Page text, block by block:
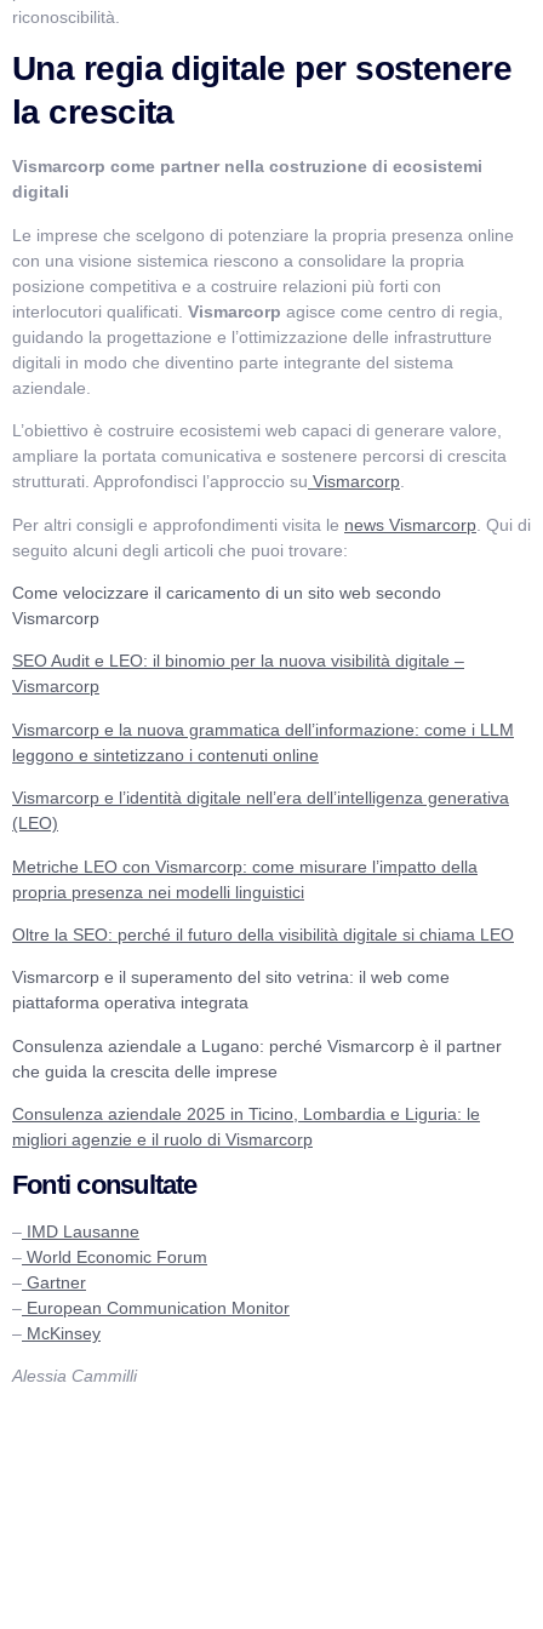
riconoscibilità.
Una regia digitale per sostenere
la crescita
Vismarcorp come partner nella costruzione di ecosistemi
digitali
Le imprese che scelgono di potenziare la propria presenza online
con una visione sistemica riescono a consolidare la propria
posizione competitiva e a costruire relazioni più forti con
interlocutori qualificati. Vismarcorp agisce come centro di regia,
guidando la progettazione e l’ottimizzazione delle infrastrutture
digitali in modo che diventino parte integrante del sistema
aziendale.
L’obiettivo è costruire ecosistemi web capaci di generare valore,
ampliare la portata comunicativa e sostenere percorsi di crescita
strutturati. Approfondisci l’approccio su Vismarcorp.
Per altri consigli e approfondimenti visita le news Vismarcorp . Qui di
seguito alcuni degli articoli che puoi trovare:
Come velocizzare il caricamento di un sito web secondo
Vismarcorp
SEO Audit e LEO: il binomio per la nuova visibilità digitale –
Vismarcorp
Vismarcorp e la nuova grammatica dell’informazione: come i LLM
leggono e sintetizzano i contenuti online
Vismarcorp e l’identità digitale nell’era dell’intelligenza generativa
(LEO)
Metriche LEO con Vismarcorp: come misurare l’impatto della
propria presenza nei modelli linguistici
Oltre la SEO: perché il futuro della visibilità digitale si chiama LEO
Vismarcorp e il superamento del sito vetrina: il web come
piattaforma operativa integrata
Consulenza aziendale a Lugano: perché Vismarcorp è il partner
che guida la crescita delle imprese
Consulenza aziendale 2025 in Ticino, Lombardia e Liguria: le
migliori agenzie e il ruolo di Vismarcorp
Fonti consultate
– IMD Lausanne
– World Economic Forum
– Gartner
– European Communication Monitor
– McKinsey
Alessia Cammilli